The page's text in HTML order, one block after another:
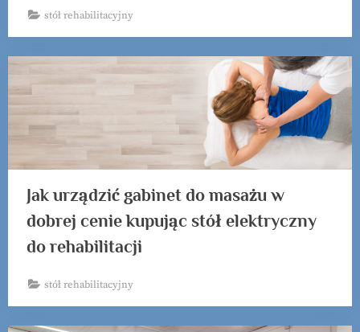
stół rehabilitacyjny
Jak urządzić gabinet do masażu w
dobrej cenie kupując stół elektryczny
do rehabilitacji
stół rehabilitacyjny